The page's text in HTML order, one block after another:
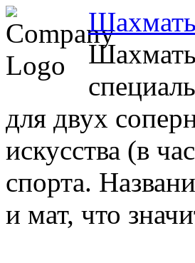
для двух
искусства (в
спорта.
и мат, что